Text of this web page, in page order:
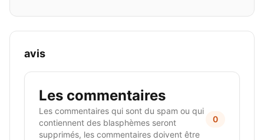
avis
Les commentaires
Les commentaires qui sont du spam ou qui
contiennent des blasphèmes seront
supprimés, les commentaires doivent être
0